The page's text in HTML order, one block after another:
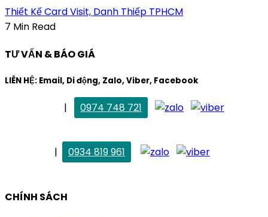
Thiết Kế Card Visit, Danh Thiếp TPHCM
7 Min Read
TƯ VẤN & BÁO GIÁ
LIÊN HỆ: Email, Di động, Zalo, Viber, Facebook
|
0974 748 721
|
0934 819 961
CHÍNH SÁCH